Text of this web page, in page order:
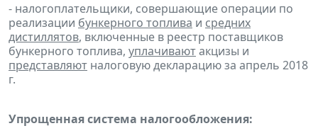
- налогоплательщики, совершающие операции по
реализации бункерного топлива и средних
дистиллятов, включенные в реестр поставщиков
бункерного топлива, уплачиваютакцизы и
представляют налоговую декларацию за апрель 2018
г.
Упрощенная система налогообложения: